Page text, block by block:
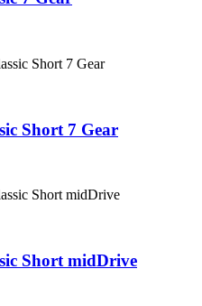
Short 7 Gear
Short midDrive